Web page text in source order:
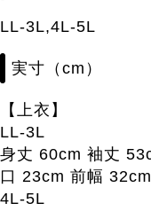
LL-3L,4L-5L
実寸（cm）
【上衣】
LL-3L
身丈 60cm 袖丈
口 23cm 前幅
4L-5L